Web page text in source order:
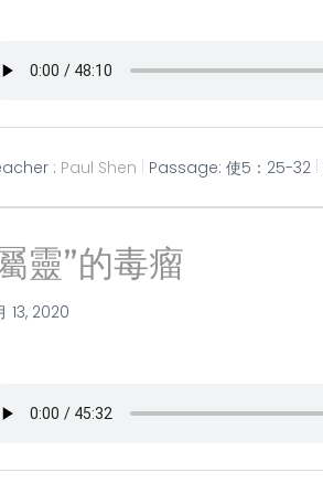
: Paul Shen Passage: 使5：25-32
靈”的毒瘤
13, 2020